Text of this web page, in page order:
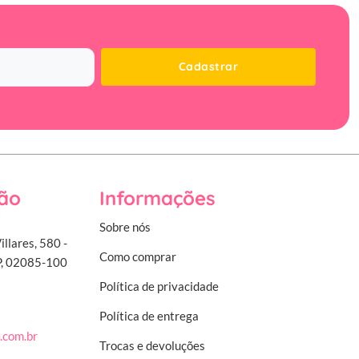
Cadastrar
580 -
02085-100
Informações
Sobre nós
Como comprar
Política de privacidade
Política de entrega
Trocas e devoluções